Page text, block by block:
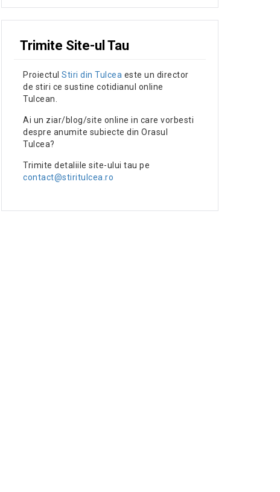
Trimite Site-ul Tau
Proiectul Stiri din Tulcea este un director
de stiri ce sustine cotidianul online
Tulcean.
Ai un ziar/blog/site online in care vorbesti
despre anumite subiecte din Orasul
Tulcea?
Trimite detaliile site-ului tau pe
contact@stiritulcea.ro